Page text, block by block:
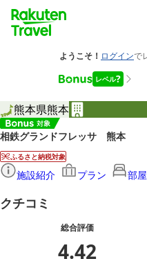
熊本県熊本
相鉄グランドフレッサ 熊本
ふるさと納税対象
施設紹介 プラン 部屋
クチコミ
総合評価
4.42